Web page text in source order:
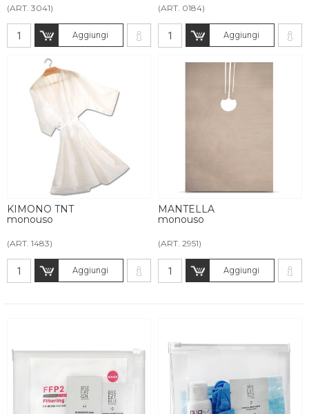
(ART. 3041)
Aggiungi
(ART. 0184)
Aggiungi
KIMONO TNT
monouso
(ART. 1483)
Aggiungi
MANTELLA
monouso
(ART. 2951)
Aggiungi